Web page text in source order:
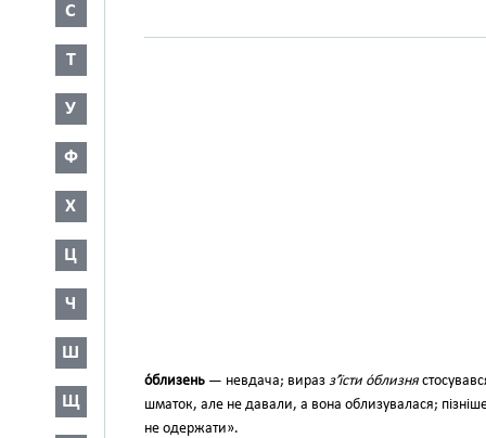
С
Т
У
Ф
Х
Ц
Ч
Ш
Щ
о́близень — невдача; вираз з’ї́сти о́близня
шматок, але не давали, а вона об­лизувалася;
не одержати».